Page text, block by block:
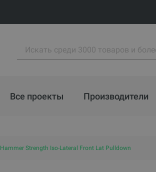
Все проекты Производители
Hammer Strength Iso-Lateral Front Lat Pulldown